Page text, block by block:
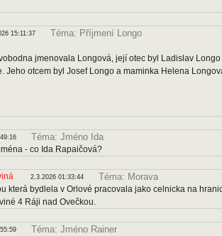
15:11:37 Téma: Příjmení Longo
jmenovala Longová, její otec byl Ladislav Longo
Jeho otcem byl Josef Longo a maminka Helena
Téma: Jméno Ida
- co Ida Rapaičová?
2.3.2026 01:33:44 Téma: Morava
která bydlela v Orlové pracovala jako celnicka na
4 Ráji nad Ovečkou.
Téma: Jméno Rainer